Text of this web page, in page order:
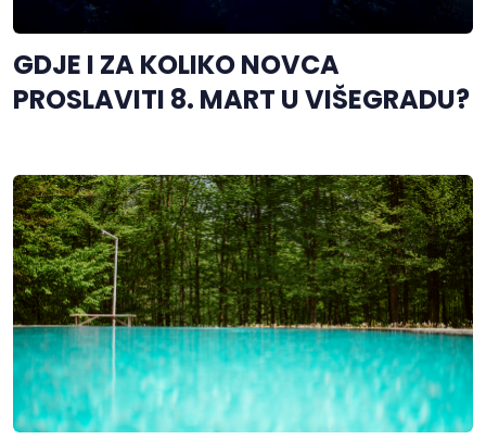
GDJE I ZA KOLIKO NOVCA
PROSLAVITI 8. MART U VIŠEGRADU?